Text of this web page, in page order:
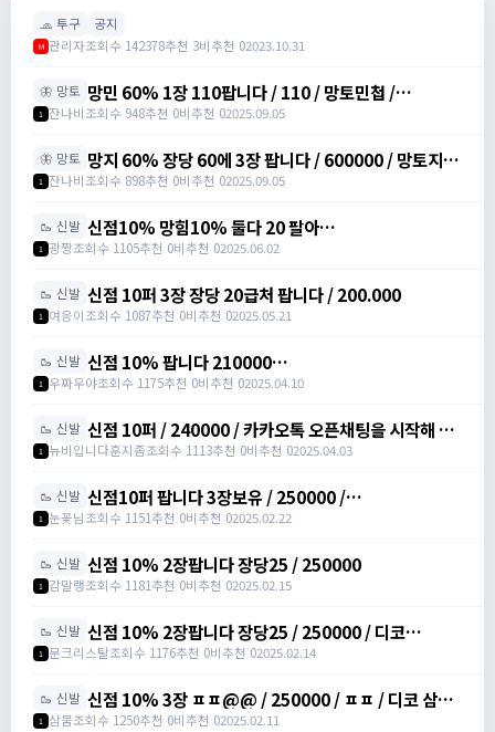
🧢 투구 공지
M 관리자조회수 142378추천 3비추천 02023.10.31
🦋 망토 망민 60% 1장 110팝니다 / 110 / 망토민첩 /
https://open.kakao.com/o/svY6joQh
1 잔나비조회수 948추천 0비추천 02025.09.05
🦋 망토 망지 60% 장당 60에 3장 팝니다 / 600000 / 망토지력
주문서 / https://open.kakao.com/o/svY6joQh
1 잔나비조회수 898추천 0비추천 02025.09.05
🥾 신발 신점10% 망힘10% 둘다 20 팔아
요/https://open.kakao.com/o/s3bLwqtf /
1 광짱조회수 1105추천 0비추천 02025.06.02
🥾 신발 신점 10퍼 3장 장당 20급처 팝니다 / 200.000
1 여응이조회수 1087추천 0비추천 02025.05.21
🥾 신발 신점 10% 팝니다 210000
https://open.kakao.com/o/sXJxSqqh /
https://open.kakao.com/o/sXJxSqqh
1 우짜우야조회수 1175추천 0비추천 02025.04.10
🥾 신발 신점 10퍼 / 240000 / 카카오톡 오픈채팅을 시작해 보
세요. 링크를 선택하면 카카오톡이 실행됩니다. 신점10
https://open.kakao.com/o/sNNXpeph
1 뉴비입니다훈지좀조회수 1113추천 0비추천 02025.04.03
🥾 신발 신점10퍼 팝니다 3장보유 / 250000 /
https://open.kakao.com/o/sbVSLshh
1 눈꽃님조회수 1151추천 0비추천 02025.02.22
🥾 신발 신점 10% 2장팝니다 장당25 / 250000
1 감말랭조회수 1181추천 0비추천 02025.02.15
🥾 신발 신점 10% 2장팝니다 장당25 / 250000 / 디코
moonssue_14660
1 문크리스탈조회수 1176추천 0비추천 02025.02.14
🥾 신발 신점 10% 3장 ㅍㅍ@@ / 250000 / ㅍㅍ / 디코 삼뭄
#3153 추가 메세지 주세여
1 삼뭄조회수 1250추천 0비추천 02025.02.11